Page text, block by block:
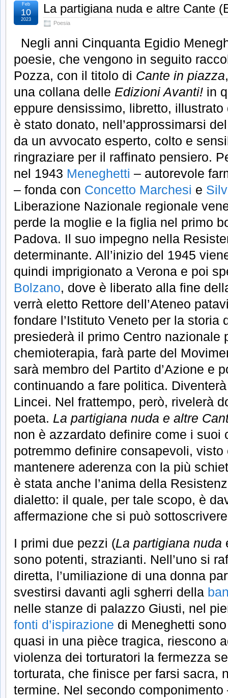
La partigiana nuda e altre Cante
Poesia
Feb
10
2023
Negli anni Cinquanta Egidio
poesie, che vengono in seguito
Pozza, con il titolo di Cante in piazza
una collana delle Edizioni Avanti! in
eppure densissimo, libretto,
è stato donato, nell’approssimarsi
da un avvocato esperto, colto e
ringraziare per il raffinato pensiero.
nel 1943 Meneghetti – autorevole
– fonda con Concetto Marchesi e
Liberazione Nazionale regionale
perde la moglie e la figlia nel primo
Padova. Il suo impegno nella
determinante. All’inizio del 1945
quindi imprigionato a Verona e poi
Bolzano, dove è liberato alla fine
verrà eletto Rettore dell’Ateneo
fondare l’Istituto Veneto per la storia
presiederà il primo Centro nazionale
chemioterapia, farà parte del
sarà membro del Partito d’Azione e
continuando a fare politica.
Lincei. Nel frattempo, però, rivelerà
poeta. La partigiana nuda e altre
non è azzardato definire come i suoi
potremmo definire consapevoli, visto
mantenere aderenza con la più
è stata anche l’anima della
dialetto: il quale, per tale scopo, è
affermazione che si può
I primi due pezzi (La partigiana nuda
sono potenti, strazianti. Nell’uno si
diretta, l’umiliazione di una donna
svestirsi davanti agli sgherri della
nelle stanze di palazzo Giusti, nel
fonti d’ispirazione di Meneghetti
quasi in una pièce tragica, riescono
violenza dei torturatori la fermezza
torturata, che finisce per farsi sacra,
termine. Nel secondo componimento